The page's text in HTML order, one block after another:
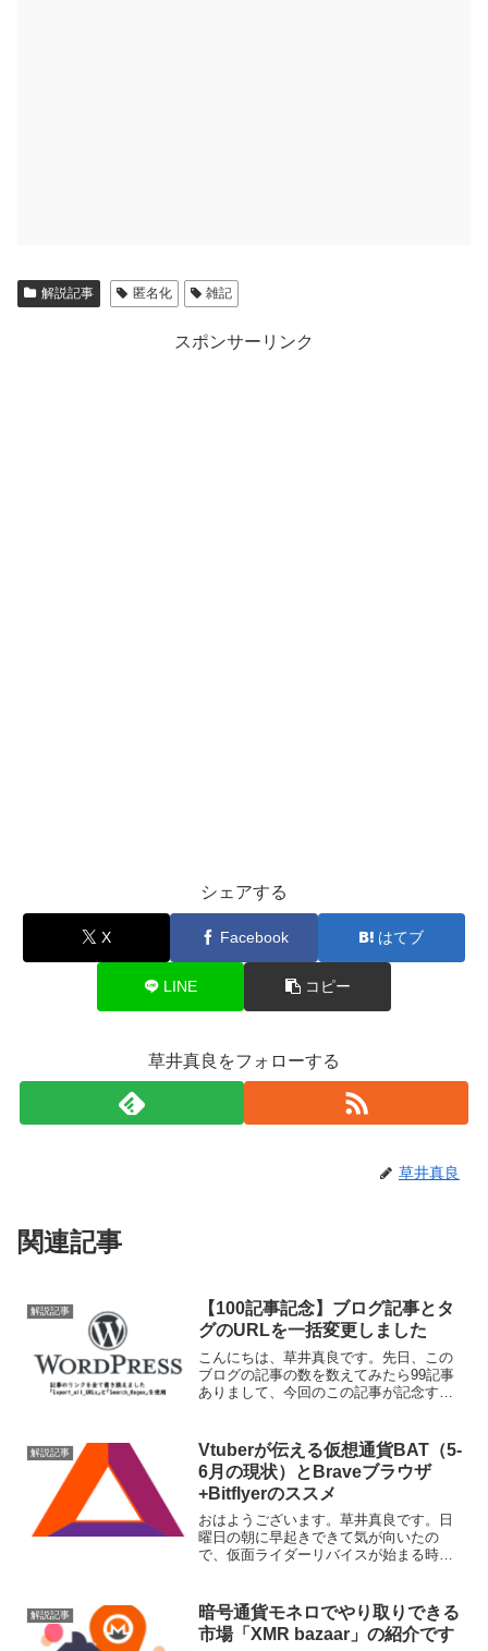
解説記事 匿名化 雑記
スポンサーリンク
シェアする
X Facebook はてブ
LINE コピー
草井真良をフォローする
草井真良
関連記事
解説記事
【100記事記念】ブログ記事とタ
グのURLを一括変更しました
こんにちは、草井真良です。先日、この
ブログの記事の数を数えてみたら99記事
ありまして、今回のこの記事が記念すべ
やたらと長かったブログ記事のURLを
Wordpress...
解説記事
Vtuberが伝える仮想通貨BAT（5-
6月の現状）とBraveブラウザ
+Bitflyerのススメ
おはようございます。草井真良です。日
曜日の朝に早起きできて気が向いたの
で、仮面ライダーリバイスが始まる時間
は仮想通貨というのをご存知だと思いま
すが、その中でベーシ...
解説記事
暗号通貨モネロでやり取りできる
市場「XMR bazaar」の紹介です